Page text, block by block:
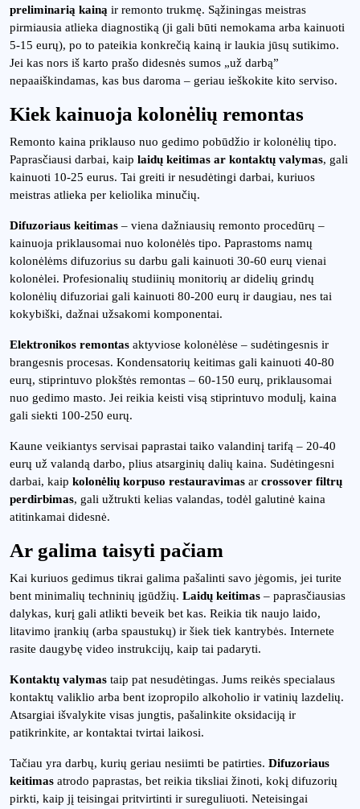
preliminarią kainą ir remonto trukmę. Sąžiningas meistras
pirmiausia atlieka diagnostiką (ji gali būti nemokama arba kainuoti
5-15 eurų), po to pateikia konkrečią kainą ir laukia jūsų sutikimo.
Jei kas nors iš karto prašo didesnės sumos „už darbą”
nepaaiškindamas, kas bus daroma – geriau ieškokite kito serviso.
Kiek kainuoja kolonėlių remontas
Remonto kaina priklauso nuo gedimo pobūdžio ir kolonėlių tipo.
Paprasčiausi darbai, kaip laidų keitimas ar kontaktų valymas, gali
kainuoti 10-25 eurus. Tai greiti ir nesudėtingi darbai, kuriuos
meistras atlieka per keliolika minučių.
Difuzoriaus keitimas – viena dažniausių remonto procedūrų –
kainuoja priklausomai nuo kolonėlės tipo. Paprastoms namų
kolonėlėms difuzorius su darbu gali kainuoti 30-60 eurų vienai
kolonėlei. Profesionalių studiinių monitorių ar didelių grindų
kolonėlių difuzoriai gali kainuoti 80-200 eurų ir daugiau, nes tai
kokybiški, dažnai užsakomi komponentai.
Elektronikos remontas aktyviose kolonėlėse – sudėtingesnis ir
brangesnis procesas. Kondensatorių keitimas gali kainuoti 40-80
eurų, stiprintuvo plokštės remontas – 60-150 eurų, priklausomai
nuo gedimo masto. Jei reikia keisti visą stiprintuvo modulį, kaina
gali siekti 100-250 eurų.
Kaune veikiantys servisai paprastai taiko valandinį tarifą – 20-40
eurų už valandą darbo, plius atsarginių dalių kaina. Sudėtingesni
darbai, kaip kolonėlių korpuso restauravimas ar crossover filtrų
perdirbimas, gali užtrukti kelias valandas, todėl galutinė kaina
atitinkamai didesnė.
Ar galima taisyti pačiam
Kai kuriuos gedimus tikrai galima pašalinti savo jėgomis, jei turite
bent minimalių techninių įgūdžių. Laidų keitimas – paprasčiausias
dalykas, kurį gali atlikti beveik bet kas. Reikia tik naujo laido,
litavimo įrankių (arba spaustukų) ir šiek tiek kantrybės. Internete
rasite daugybę video instrukcijų, kaip tai padaryti.
Kontaktų valymas taip pat nesudėtingas. Jums reikės specialaus
kontaktų valiklio arba bent izopropilo alkoholio ir vatinių lazdelių.
Atsargiai išvalykite visas jungtis, pašalinkite oksidaciją ir
patikrinkite, ar kontaktai tvirtai laikosi.
Tačiau yra darbų, kurių geriau nesiimti be patirties. Difuzoriaus
keitimas atrodo paprastas, bet reikia tiksliai žinoti, kokį difuzorių
pirkti, kaip jį teisingai pritvirtinti ir sureguliuoti. Neteisingai